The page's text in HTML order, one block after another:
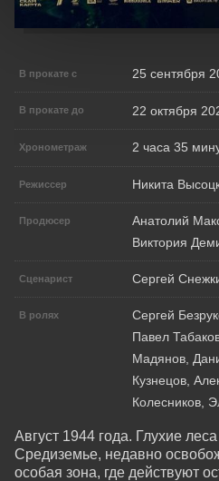
В прокате с 25 сентября
В прокате до 22 октября
Хронометраж 2 часа 35
Режиссер Никита
Продюсер
Анатолий
Виктория
Сценарист Сергей
В ролях
Сергей
Павел
Мадянов,
Кузнецов,
Колесников,
Август 1944 года. Глухие
Средиземье, недавно
особая зона, где действуют